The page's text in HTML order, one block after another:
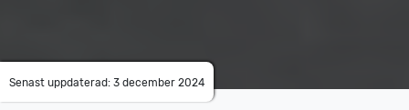
Senast uppdaterad: 3 december 2024